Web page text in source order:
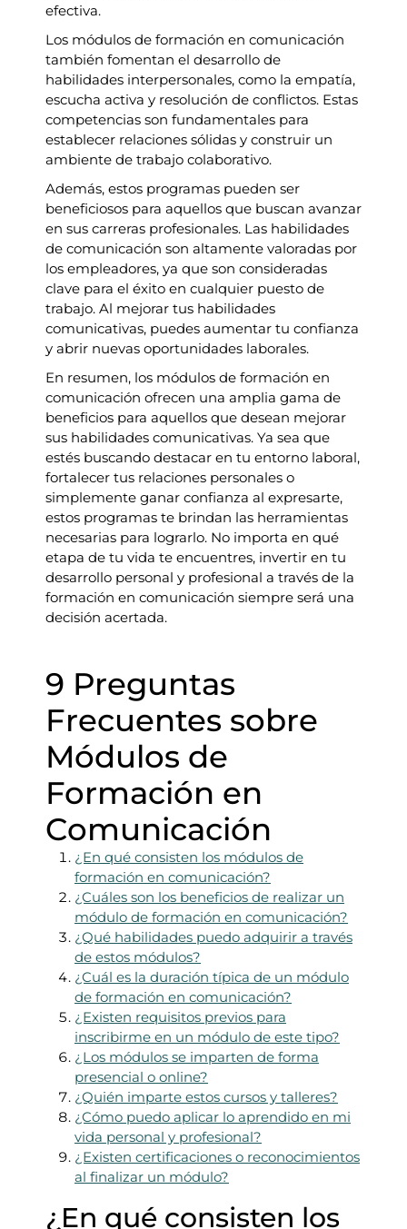
efectiva.
Los módulos de formación en comunicación
también fomentan el desarrollo de
habilidades interpersonales, como la empatía,
escucha activa y resolución de conflictos. Estas
competencias son fundamentales para
establecer relaciones sólidas y construir un
ambiente de trabajo colaborativo.
Además, estos programas pueden ser
beneficiosos para aquellos que buscan avanzar
en sus carreras profesionales. Las habilidades
de comunicación son altamente valoradas por
los empleadores, ya que son consideradas
clave para el éxito en cualquier puesto de
trabajo. Al mejorar tus habilidades
comunicativas, puedes aumentar tu confianza
y abrir nuevas oportunidades laborales.
En resumen, los módulos de formación en
comunicación ofrecen una amplia gama de
beneficios para aquellos que desean mejorar
sus habilidades comunicativas. Ya sea que
estés buscando destacar en tu entorno laboral,
fortalecer tus relaciones personales o
simplemente ganar confianza al expresarte,
estos programas te brindan las herramientas
necesarias para lograrlo. No importa en qué
etapa de tu vida te encuentres, invertir en tu
desarrollo personal y profesional a través de la
formación en comunicación siempre será una
decisión acertada.
9 Preguntas
Frecuentes sobre
Módulos de
Formación en
Comunicación
¿En qué consisten los módulos de
formación en comunicación?
¿Cuáles son los beneficios de realizar un
módulo de formación en comunicación?
¿Qué habilidades puedo adquirir a través
de estos módulos?
¿Cuál es la duración típica de un módulo
de formación en comunicación?
¿Existen requisitos previos para
inscribirme en un módulo de este tipo?
¿Los módulos se imparten de forma
presencial o online?
¿Quién imparte estos cursos y talleres?
¿Cómo puedo aplicar lo aprendido en mi
vida personal y profesional?
¿Existen certificaciones o reconocimientos
al finalizar un módulo?
¿En qué consisten los